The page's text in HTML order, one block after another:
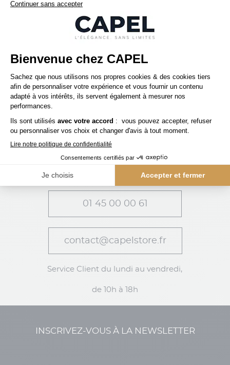
110,00 €
Bonnets & Chapeaux
Bonnet Rouge Tommy Hilfiger
SERVICE CLIENT
Une question ? Besoin d'un conseil ?
01 45 00 00 61
contact@capelstore.fr
Service Client du lundi au vendredi,
de 10h à 18h
INSCRIVEZ-VOUS À LA NEWSLETTER